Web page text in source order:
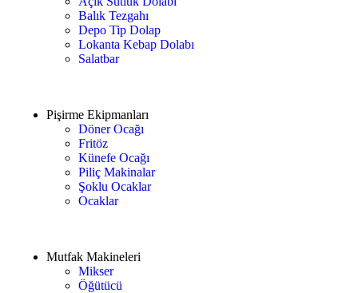
Balık Tezgahı
Depo Tip Dolap
Lokanta Kebap Dolabı
Salatbar
Pişirme Ekipmanları
Döner Ocağı
Fritöz
Künefe Ocağı
Piliç Makinalar
Şoklu Ocaklar
Ocaklar
Mutfak Makineleri
Mikser
Öğütücü